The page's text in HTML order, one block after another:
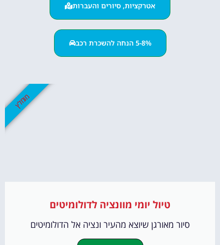
אטרקציות, סיורים והעברות
5-8% הנחה להשכרת רכב
טיול יומי מוונציה לדולומיטים
סיור מאורגן שיוצא מהעיר ונציה אל הדולומיטים
מומלץ